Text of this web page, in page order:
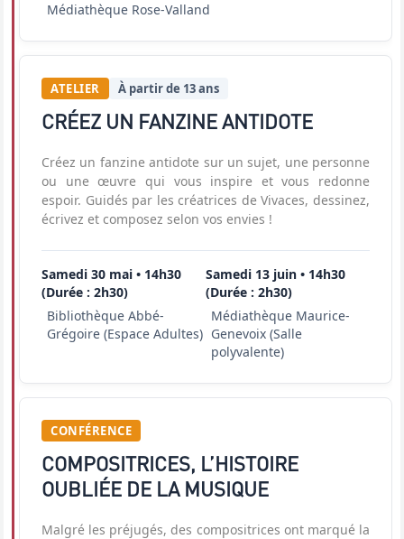
Médiathèque Rose-Valland
ATELIER À partir de 13 ans
CRÉEZ UN FANZINE ANTIDOTE
Créez un fanzine antidote sur un sujet, une personne
ou une œuvre qui vous inspire et vous redonne
espoir. Guidés par les créatrices de Vivaces, dessinez,
écrivez et composez selon vos envies !
Samedi 30 mai • 14h30
(Durée : 2h30)
Bibliothèque Abbé-
Grégoire (Espace Adultes)
Samedi 13 juin • 14h30
(Durée : 2h30)
Médiathèque Maurice-
Genevoix (Salle
polyvalente)
CONFÉRENCE
COMPOSITRICES, L’HISTOIRE
OUBLIÉE DE LA MUSIQUE
Malgré les préjugés, des compositrices ont marqué la